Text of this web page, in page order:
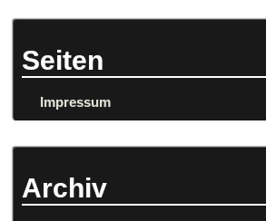
Seiten
Impressum
Archiv